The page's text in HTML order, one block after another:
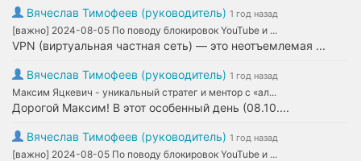
Вячеслав Тимофеев (руководитель) 1 год назад
[важно] 2024-08-05 По поводу блокировок YouTube и ...
VPN (виртуальная частная сеть) — это неотъемлемая ...
Вячеслав Тимофеев (руководитель) 1 год назад
Максим Яцкевич - уникальный стратег и ментор с «ал...
Дорогой Максим! В этот особенный день (08.10....
Вячеслав Тимофеев (руководитель) 1 год назад
[важно] 2024-08-05 По поводу блокировок YouTube и ...